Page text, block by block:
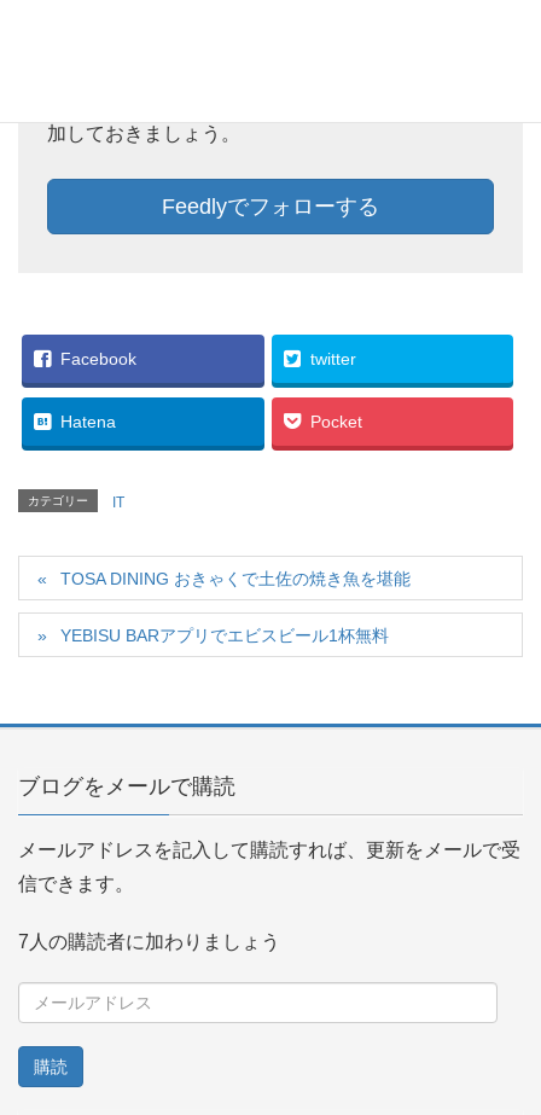
加しておきましょう。
Feedlyでフォローする
Facebook twitter
Hatena Pocket
カテゴリー IT
TOSA DINING おきゃくで土佐の焼き魚を堪能
YEBISU BARアプリでエビスビール1杯無料
ブログをメールで購読
メールアドレスを記入して購読すれば、更新をメールで受
信できます。
7人の購読者に加わりましょう
ル